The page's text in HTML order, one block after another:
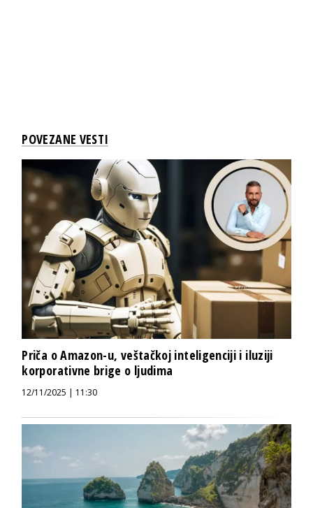
POVEZANE VESTI
Priča o Amazon-u, veštačkoj inteligenciji i iluziji
korporativne brige o ljudima
12/11/2025 | 11:30